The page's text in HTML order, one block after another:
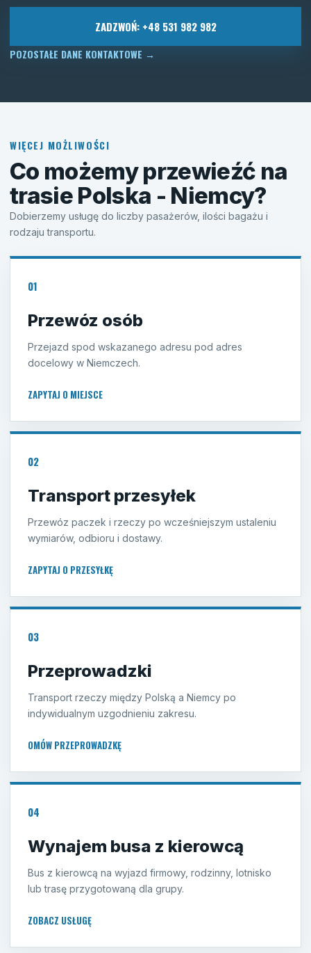
ZADZWOŃ: +48 531 982 982
POZOSTAŁE DANE KONTAKTOWE →
WIĘCEJ MOŻLIWOŚCI
Co możemy przewieźć na
trasie Polska - Niemcy?
Dobierzemy usługę do liczby pasażerów, ilości bagażu i
rodzaju transportu.
01
Przewóz osób
Przejazd spod wskazanego adresu pod adres
docelowy w Niemczech.
ZAPYTAJ O MIEJSCE
02
Transport przesyłek
Przewóz paczek i rzeczy po wcześniejszym ustaleniu
wymiarów, odbioru i dostawy.
ZAPYTAJ O PRZESYŁKĘ
03
Przeprowadzki
Transport rzeczy między Polską a Niemcy po
indywidualnym uzgodnieniu zakresu.
OMÓW PRZEPROWADZKĘ
04
Wynajem busa z kierowcą
Bus z kierowcą na wyjazd firmowy, rodzinny, lotnisko
lub trasę przygotowaną dla grupy.
ZOBACZ USŁUGĘ